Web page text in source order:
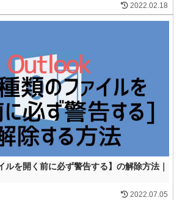
2022.02.18
ルを開く前に必ず警告する】の解除方法｜
2022.07.05